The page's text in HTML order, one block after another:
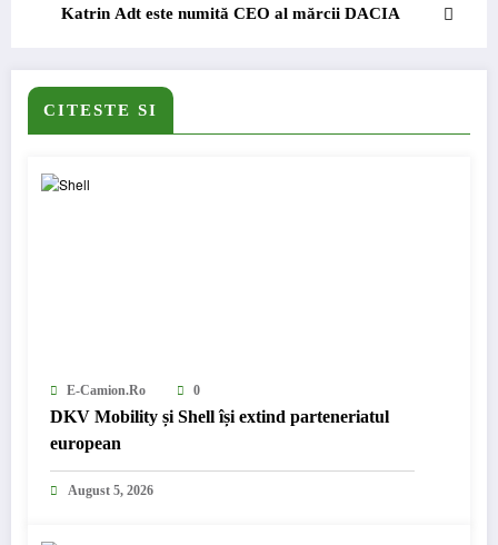
Katrin Adt este numită CEO al mărcii DACIA
CITESTE SI
E-Camion.ro 0
DKV Mobility și Shell își extind parteneriatul
european
August 5, 2026